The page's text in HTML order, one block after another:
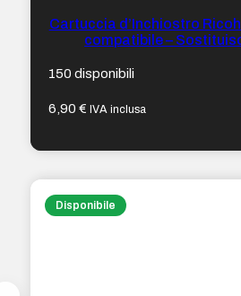
Cartuccia d’Inchiostro
compatibile –
150 disponibili
6,90€ IVA inclusa
Disponibile